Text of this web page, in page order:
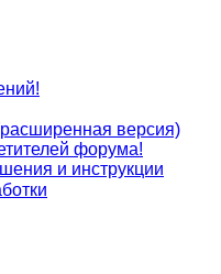
версия)
форума!
и инструкции